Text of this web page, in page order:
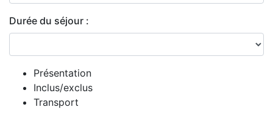
Durée du séjour :
Présentation
Inclus/exclus
Transport